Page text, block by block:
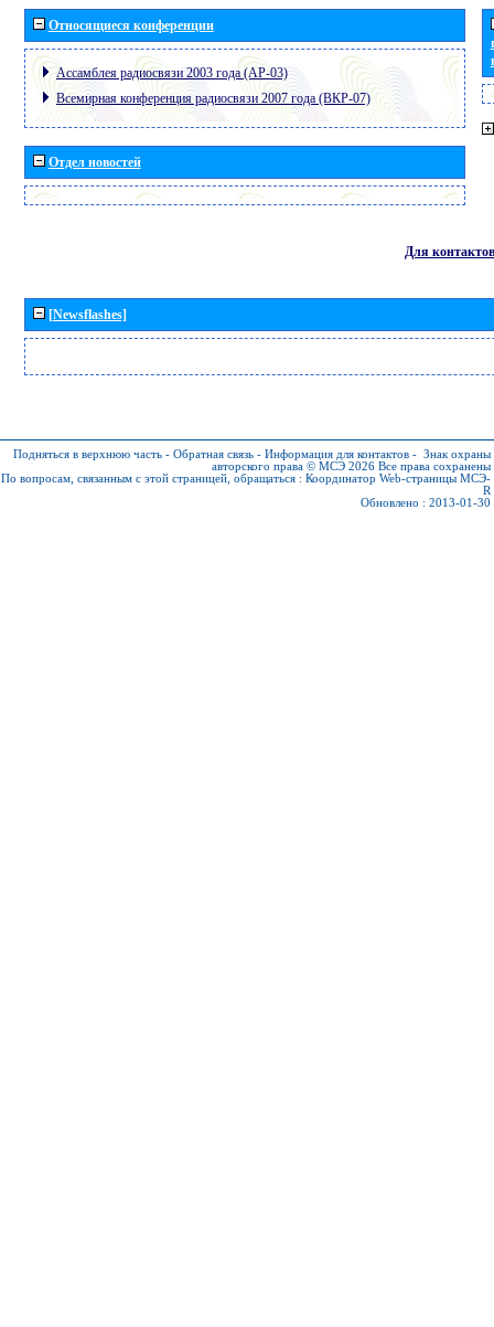
Относящиеся конференции
Ассамблея радиосвязи 2003 года (АР-03)
Всемирная конференция радиосвязи 2007 года (ВКР-07)
Отдел новостей
Для контактов
[Newsflashes]
Подняться в верхнюю часть - Обратная связь - Информация для контактов - Знак охраны
авторского права © МСЭ 2026 Все права сохранены
По вопросам, связанным с этой страницей, обращаться : Координатор Web-страницы МСЭ-
R
Обновлено : 2013-01-30